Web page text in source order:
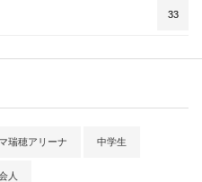
33
瑞穂アリーナ 中学生
人